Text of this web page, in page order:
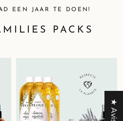
EEN JAAR TE DOEN!
PACKS
★ Avis